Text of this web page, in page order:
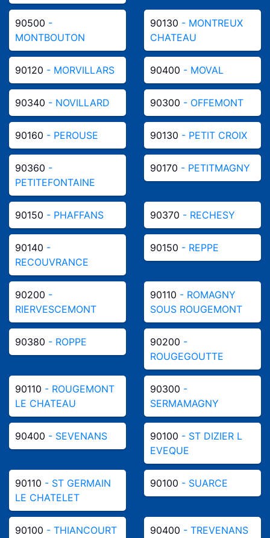
90500 -
MONTBOUTON
90130 - MONTREUX
CHATEAU
90120 - MORVILLARS 90400 - MOVAL
90340 - NOVILLARD 90300 - OFFEMONT
90160 - PEROUSE 90130 - PETIT CROIX
90360 -
PETITEFONTAINE
90170 - PETITMAGNY
90150 - PHAFFANS 90370 - RECHESY
90140 -
RECOUVRANCE
90150 - REPPE
90200 -
RIERVESCEMONT
90110 - ROMAGNY
SOUS ROUGEMONT
90380 - ROPPE 90200 -
ROUGEGOUTTE
90110 - ROUGEMONT
LE CHATEAU
90300 -
SERMAMAGNY
90400 - SEVENANS 90100 - ST DIZIER L
EVEQUE
90110 - ST GERMAIN
LE CHATELET
90100 - SUARCE
90100 - THIANCOURT 90400 - TREVENANS